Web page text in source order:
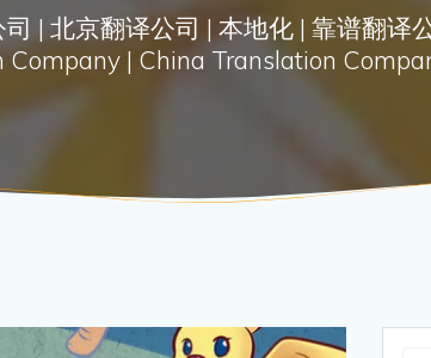
| 北京翻译公司 | 本地化 | 靠谱翻译
| China Translation